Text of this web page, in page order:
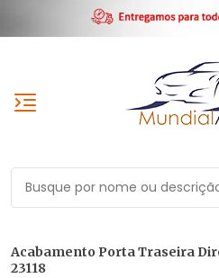
Acabamento Porta Traseira
23118